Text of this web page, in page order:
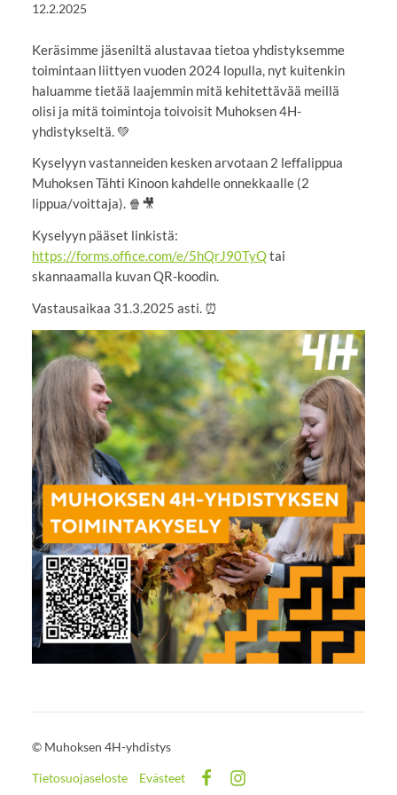
12.2.2025
Keräsimme jäseniltä alustavaa tietoa yhdistyksemme
toimintaan liittyen vuoden 2024 lopulla, nyt kuitenkin
haluamme tietää laajemmin mitä kehitettävää meillä
olisi ja mitä toimintoja toivoisit Muhoksen 4H-
yhdistykseltä. 💚
Kyselyyn vastanneiden kesken arvotaan 2 leffalippua
Muhoksen Tähti Kinoon kahdelle onnekkaalle (2
lippua/voittaja). 🍿🎥
Kyselyyn pääset linkistä:
https://forms.office.com/e/5hQrJ90TyQtai
skannaamalla kuvan QR-koodin.
Vastausaikaa 31.3.2025 asti. ⏰
© Muhoksen 4H-yhdistys
Tietosuojaseloste
Evästeet